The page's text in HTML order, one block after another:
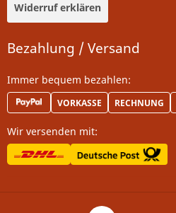
Widerruf erklären
Bezahlung / Versand
Immer bequem bezahlen:
VORKASSE RECHNUNG
Wir versenden mit: